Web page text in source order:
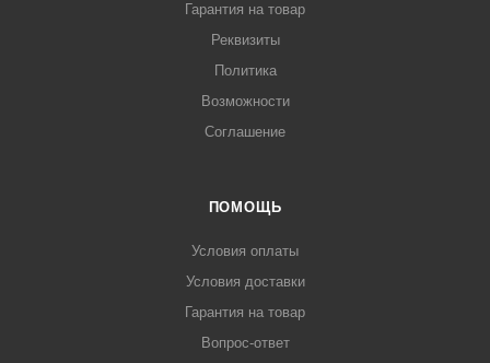
Гарантия на товар
Реквизиты
Политика
Возможности
Соглашение
ПОМОЩЬ
Условия оплаты
Условия доставки
Гарантия на товар
Вопрос-ответ